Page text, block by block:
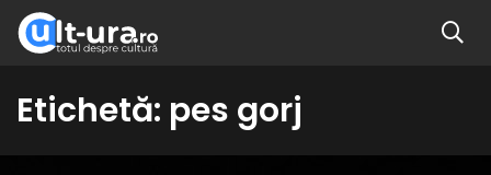
Etichetă: pes gorj